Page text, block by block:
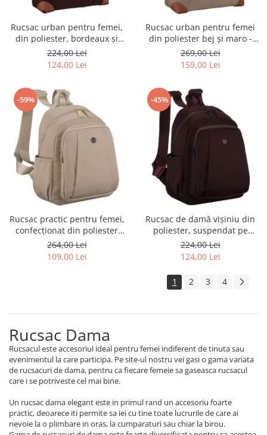
Rucsac urban pentru femei,
din poliester, bordeaux și
maro, cu bretele reglabile -
Peterson
224,00 Lei
124,00 Lei
Rucsac urban pentru femei
din poliester bej și maro -
Peterson PTR-PTN CPY-10-
2973
269,00 Lei
159,00 Lei
-59%
Rucsac practic pentru femei,
confecționat din poliester
ecru, cu un compartiment -
Peterson PTR-PTN CPY-06-
2478 ECRU
264,00 Lei
109,00 Lei
-45%
Rucsac de damă vișiniu din
poliester, suspendat pe
bretele reglabile - Peterson
224,00 Lei
124,00 Lei
1 2 3 4
Rucsac Dama
Rucsacul este accesoriul ideal pentru femei indiferent de tinuta sau
evenimentul la care participa. Pe site-ul nostru vei gasi o gama variata
de rucsacuri de dama, pentru ca fiecare femeie sa gaseasca rucsacul
care i se potriveste cel mai bine.
Un rucsac dama elegant este in primul rand un accesoriu foarte
practic, deoarece iti permite sa iei cu tine toate lucrurile de care ai
nevoie la o plimbare in oras, la cumparaturi sau chiar la birou.